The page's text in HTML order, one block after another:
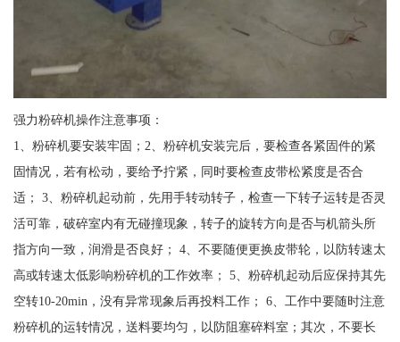
强力粉碎机操作注意事项：
1、粉碎机要安装牢固；2、粉碎机安装完后，要检查各紧固件的紧
固情况，若有松动，要给予拧紧，同时要检查皮带松紧度是否合
适； 3、粉碎机起动前，先用手转动转子，检查一下转子运转是否灵
活可靠，破碎室内有无碰撞现象，转子的旋转方向是否与机箭头所
指方向一致，润滑是否良好； 4、不要随便更换皮带轮，以防转速太
高或转速太低影响粉碎机的工作效率； 5、粉碎机起动后应保持其先
空转10-20min，没有异常现象后再投料工作； 6、工作中要随时注意
粉碎机的运转情况，送料要均匀，以防阻塞碎料室；其次，不要长